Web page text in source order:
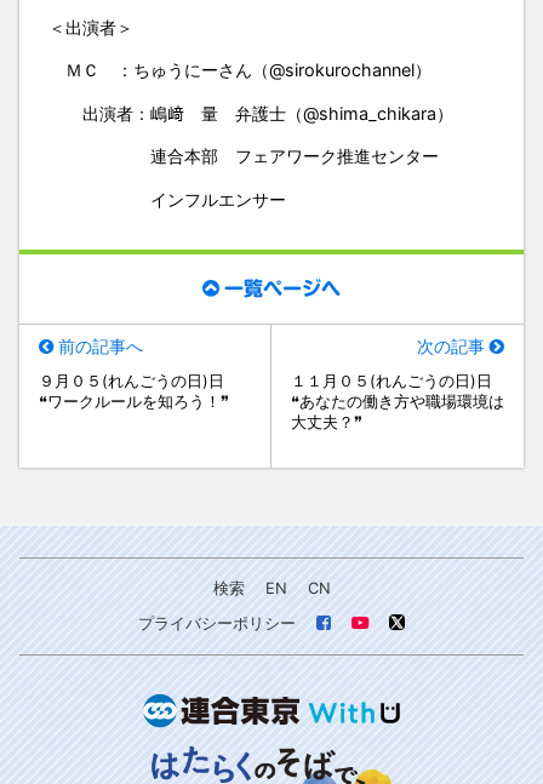
＜出演者＞
ＭＣ ：ちゅうにーさん（@sirokurochannel）
出演者：嶋﨑 量 弁護士（@shima_chikara）
連合本部 フェアワーク推進センター
インフルエンサー
一覧ページへ
前の記事へ
９月０５(れんごうの日)日
❝ワークルールを知ろう！❞
次の記事
１１月０５(れんごうの日)日
❝あなたの働き方や職場環境は
大丈夫？❞
検索 EN
CN
プライバシーポリシー